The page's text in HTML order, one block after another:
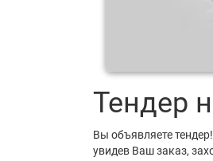
Тендер
Вы объявляете
увидев Ваш заказ,